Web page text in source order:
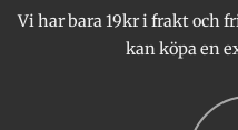
produktsidan
Vi har bara 19kr i frakt och
kan köpa en